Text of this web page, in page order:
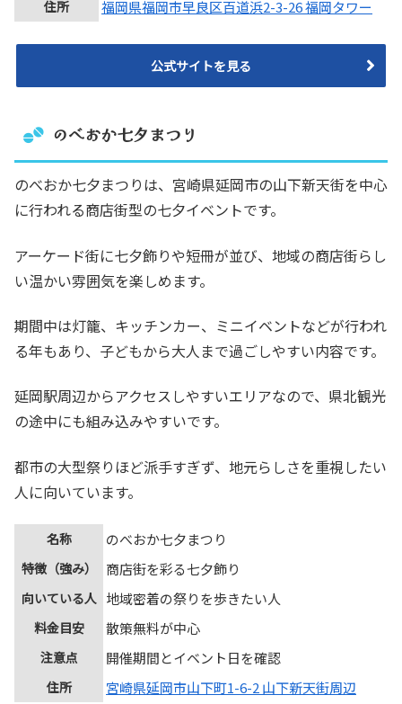
住所 福岡県福岡市早良区百道浜2-3-26 福岡タワー
公式サイトを見る
のべおか七夕まつり
のべおか七夕まつりは、宮崎県延岡市の山下新天街を中心
に行われる商店街型の七夕イベントです。
アーケード街に七夕飾りや短冊が並び、地域の商店街らし
い温かい雰囲気を楽しめます。
期間中は灯籠、キッチンカー、ミニイベントなどが行われ
る年もあり、子どもから大人まで過ごしやすい内容です。
延岡駅周辺からアクセスしやすいエリアなので、県北観光
の途中にも組み込みやすいです。
都市の大型祭りほど派手すぎず、地元らしさを重視したい
人に向いています。
名称 のべおか七夕まつり
特徴（強み） 商店街を彩る七夕飾り
向いている人 地域密着の祭りを歩きたい人
料金目安 散策無料が中心
注意点 開催期間とイベント日を確認
住所 宮崎県延岡市山下町1-6-2 山下新天街周辺